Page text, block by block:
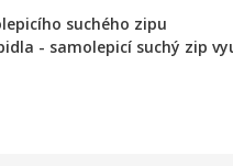
suchého zipu
- samolepicí suchý zip